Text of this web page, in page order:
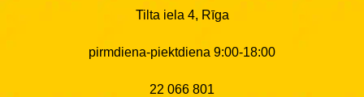
Tilta iela 4, Rīga
pirmdiena-piektdiena 9:00-18:00
22 066 801